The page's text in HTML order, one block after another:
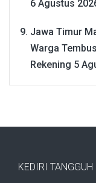
6 Agustus
Jawa Timur
Warga
Rekening 5
KEDIRI TANGGUH